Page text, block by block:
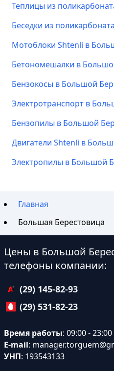
Теплицы из
Беседки из
Мотоблоки Shtenli в
Бетономешалки в
Бензокосы в Большой
Электротранспорт в
Бензопилы в Большой
Двигатели Shtenli в
Электропилы в Большой
Главная
Большая Берестовица
Цены в Большой
телефоны компании:
(29) 145-82-93
(29) 531-82-23
Время работы: 09:00 - 23:00
E-mail:
УНП: 193543133